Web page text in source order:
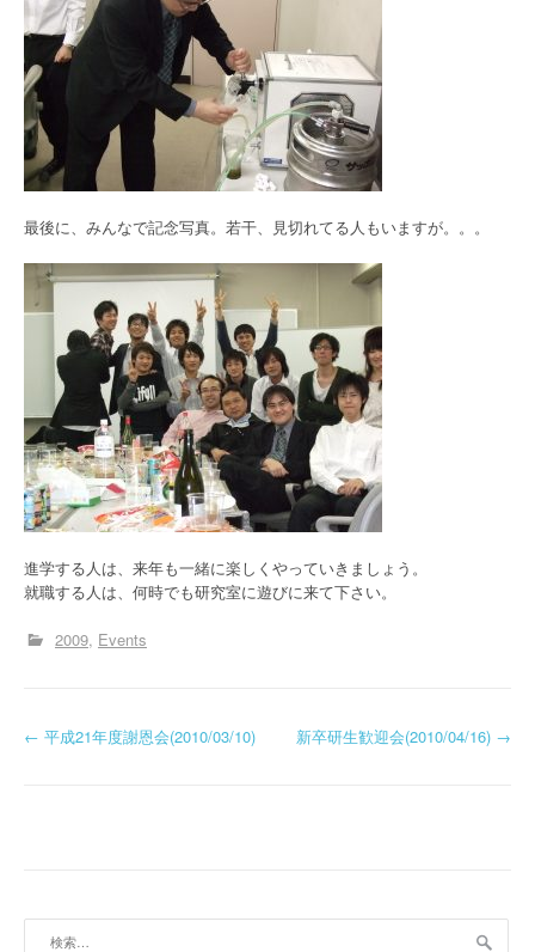
最後に、みんなで記念写真。若干、見切れてる人もいますが。。。
進学する人は、来年も一緒に楽しくやっていきましょう。
就職する人は、何時でも研究室に遊びに来て下さい。
2009 Events
投
ゲ
← 平成21年度謝恩会(2010/03/10) 新卒研生歓迎会(2010/04/16) →